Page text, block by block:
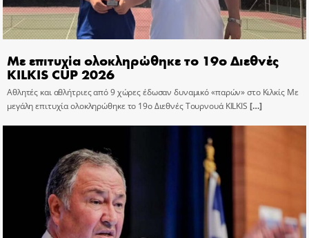
Με επιτυχία ολοκληρώθηκε το 19ο Διεθνές
KILKIS CUP 2026
Αθλητές και αθλήτριες από 9 χώρες έδωσαν δυναμικό «παρών» στο Κιλκίς Με
μεγάλη επιτυχία ολοκληρώθηκε το 19ο Διεθνές Τουρνουά KILKIS […]